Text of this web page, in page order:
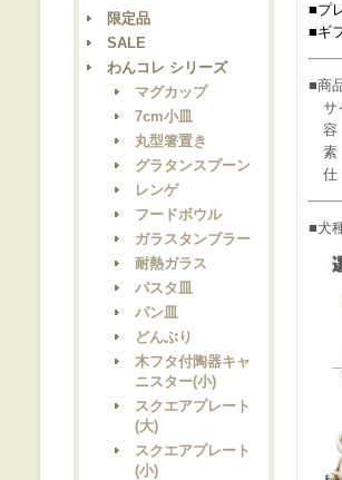
限定品
SALE
わんコレ シリーズ
マグカップ
7cm小皿
丸型箸置き
グラタンスプーン
レンゲ
フードボウル
ガラスタンブラー
耐熱ガラス
パスタ皿
パン皿
どんぶり
木フタ付陶器キャ
ニスター(小)
スクエアプレート
(大)
スクエアプレート
(小)
■プ
■ギ
■商
サ
容
素
仕
■犬